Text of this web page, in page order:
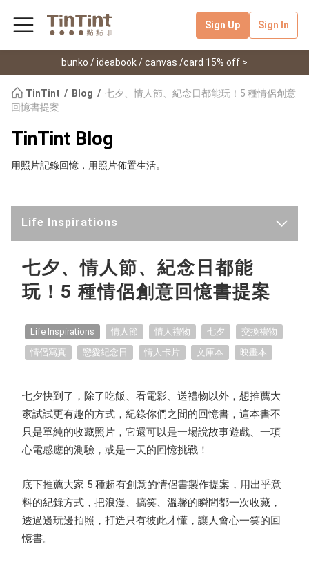
Sign Up Sign In
bunko / ideabook / canvas /card 15% off >
TinTint Blog
七夕、情人節、紀念日都能玩！5 種情侶創意
回憶書提案
TinTint Blog
用照片記錄回憶，用照片佈置生活。
Life Inspirations
Latest
TinTint News
Handmade Classroom
TinTint Unboxing
Recommended Projects
How to Take Photos
Exclusive Interview
TinTint Bookstore Interview
七夕、情人節、紀念日都能
玩！5 種情侶創意回憶書提案
Life Inspirations 情人節 情人禮物 七夕
交換禮物
情侶寫真
戀愛紀念日 情人卡片 文庫本 映畫本
七夕快到了，除了吃飯、看電影、送禮物以外，想推薦大
家試試更有趣的方式，紀錄你們之間的回憶書，這本書不
只是單純的收藏照片，它還可以是一場說故事遊戲、一項
心電感應的測驗，或是一天的回憶挑戰！
底下推薦大家 5 種超有創意的情侶書製作提案，用出乎意
料的紀錄方式，把浪漫、搞笑、溫馨的瞬間都一次收藏，
透過邊玩邊拍照，打造只有彼此才懂，讓人會心一笑的回
憶書。